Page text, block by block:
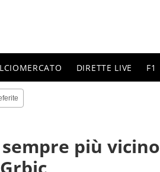
DIRETTE LIVE F1
più vicino